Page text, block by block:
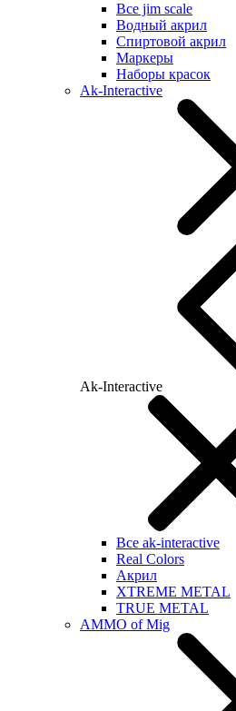
Все jim scale
Водный акрил
Спиртовой акрил
Маркеры
Наборы красок
Ak-Interactive
Ak-Interactive
Все ak-interactive
Real Colors
Акрил
XTREME METAL
TRUE METAL
AMMO of Mig